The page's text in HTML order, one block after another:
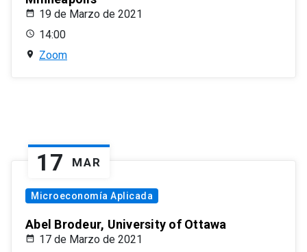
19 de Marzo de 2021
14:00
Zoom
17 MAR
Microeconomía Aplicada
Abel Brodeur, University of Ottawa
17 de Marzo de 2021